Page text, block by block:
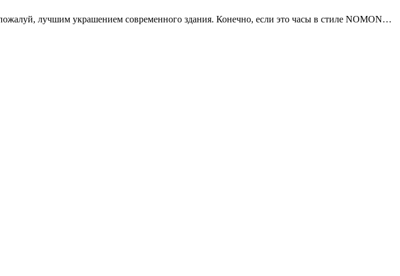
лучшим украшением современного здания. Конечно, если это часы в стиле NOMON…